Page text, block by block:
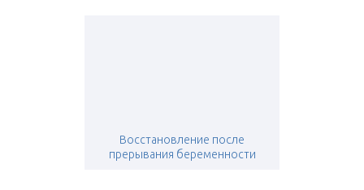
Восстановление после
прерывания беременности